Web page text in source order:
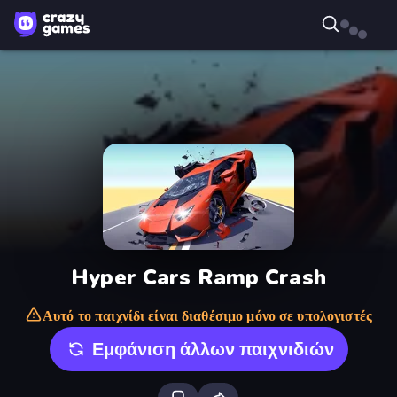
Hyper Cars Ramp Crash
Αυτό το παιχνίδι είναι διαθέσιμο μόνο σε υπολογιστές
Εμφάνιση άλλων παιχνιδιών